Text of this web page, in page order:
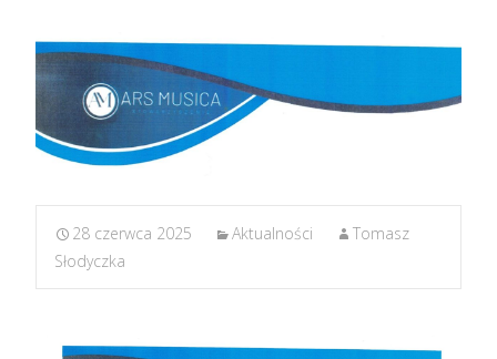
28 czerwca 2025 Aktualności
Tomasz
Słodyczka